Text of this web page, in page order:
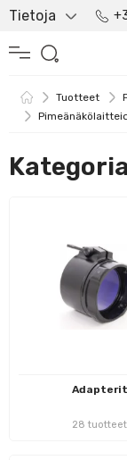
Tietoja
Tuotteet
Adapterit
28 tuotteet